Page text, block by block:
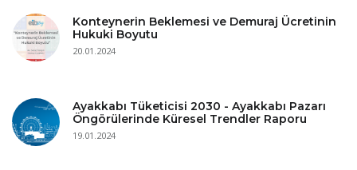
Konteynerin Beklemesi ve Demuraj Ücretinin
Hukuki Boyutu
20.01.2024
Ayakkabı Tüketicisi 2030 - Ayakkabı Pazarı
Öngörülerinde Küresel Trendler Raporu
19.01.2024